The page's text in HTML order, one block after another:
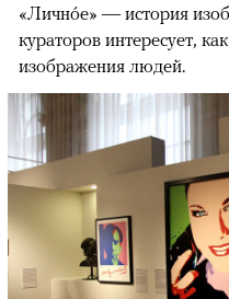
«Личнóе» — история
кураторов интересует,
изображения людей.